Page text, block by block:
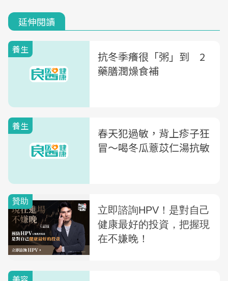
延伸閱讀
養生
抗冬季癢很「粥」到 2
藥膳潤燥食補
養生
春天犯過敏，背上疹子狂
冒〜喝冬瓜薏苡仁湯抗敏